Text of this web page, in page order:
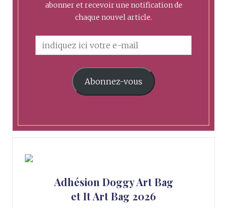
abonner et recevoir une notification de
chaque nouvel article.
Abonnez-vous
Adhésion Doggy Art Bag
et It Art Bag 2026